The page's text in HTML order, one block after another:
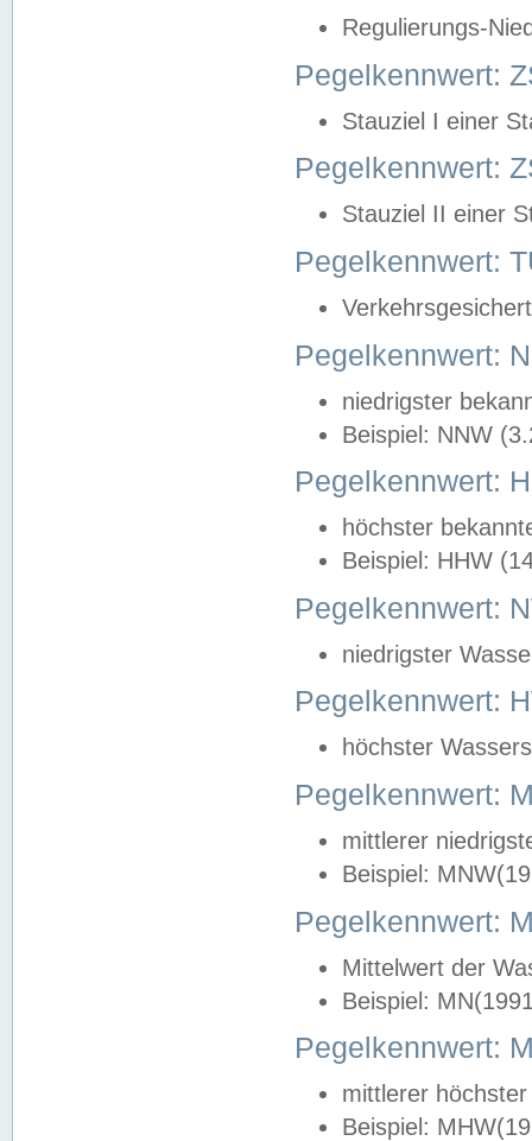
Regulierungs-
Pegelkennwert:
Stauziel I einer
Pegelkennwert:
Stauziel II einer
Pegelkennwert:
Pegelkennwert:
niedrigster
Beispiel: NNW
Pegelkennwert:
höchster
Beispiel: HHW
Pegelkennwert:
niedrigster
Pegelkennwert:
höchster
Pegelkennwert:
mittlerer
Beispiel:
Pegelkennwert:
Mittelwert der
Beispiel:
Pegelkennwert:
mittlerer
Beispiel: